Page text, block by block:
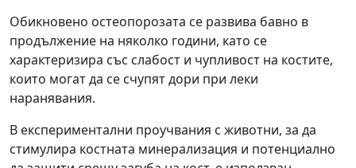
Обикновено остеопорозата се развива бавно в
продължение на няколко години, като се
характеризира със слабост и чупливост на костите,
които могат да се счупят дори при леки
наранявания.
В експериментални проучвания с животни, за да
стимулира костната минерализация и потенциално